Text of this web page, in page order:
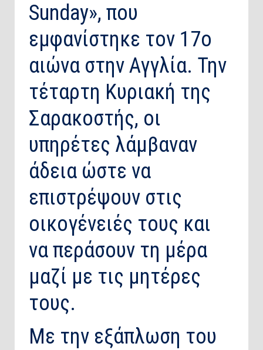
Sunday», που
εμφανίστηκε τον 17ο
αιώνα στην Αγγλία. Την
τέταρτη Κυριακή της
Σαρακοστής, οι
υπηρέτες λάμβαναν
άδεια ώστε να
επιστρέψουν στις
οικογένειές τους και
να περάσουν τη μέρα
μαζί με τις μητέρες
τους.
Με την εξάπλωση του